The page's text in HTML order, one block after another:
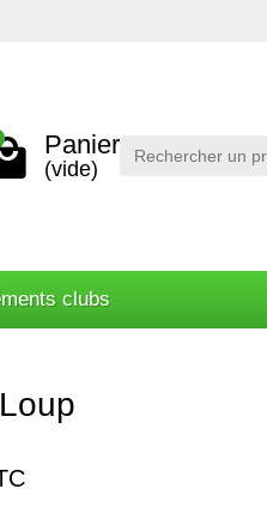
Panier
(vide)
clubs